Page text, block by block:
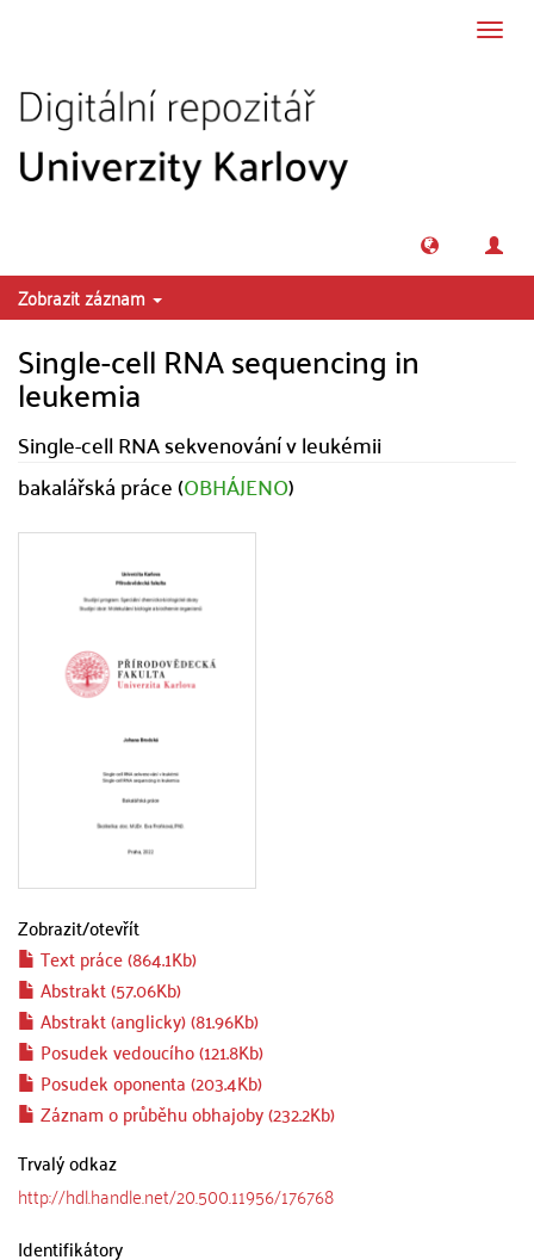
Zobrazit záznam
Single-cell RNA sequencing in
leukemia
Single-cell RNA sekvenování v leukémii
bakalářská práce (OBHÁJENO)
Zobrazit/otevřít
Text práce (864.1Kb)
Abstrakt (57.06Kb)
Abstrakt (anglicky) (81.96Kb)
Posudek vedoucího (121.8Kb)
Posudek oponenta (203.4Kb)
Záznam o průběhu obhajoby (232.2Kb)
Trvalý odkaz
http://hdl.handle.net/20.500.11956/176768
Identifikátory